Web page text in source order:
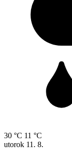
30 °C 11 °C
utorok 11. 8.